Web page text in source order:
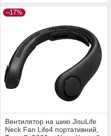
–17%
Вентилятор на шию JisuLife
Neck Fan Life4 портативний,